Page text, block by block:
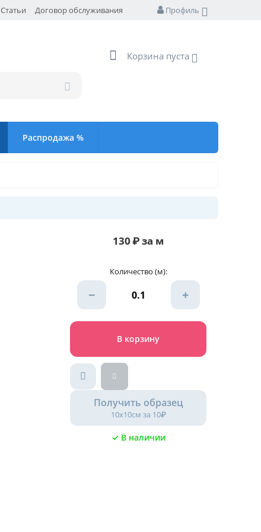
Профиль
Статьи Договор обслуживания
Корзина пуста
Распродажа %
130₽за м
Количество (м):
− +
В корзину
Получить образец
10х10см за 10₽
✓ В наличии